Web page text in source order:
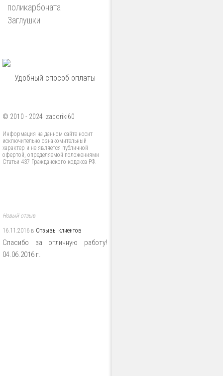
поликарбоната
Заглушки
Удобный способ оплаты
© 2010 - 2024 zaboriki60
Информация на данном сайте носит
исключительно ознакомительный
характер и не является публичной
офертой, определяемой положениями
Статьи 437 Гражданского кодекса РФ.
Новый отзыв
16.11.2016 в Отзывы клиентов
Спасибо за отличную работу!
04.06.2016 г.